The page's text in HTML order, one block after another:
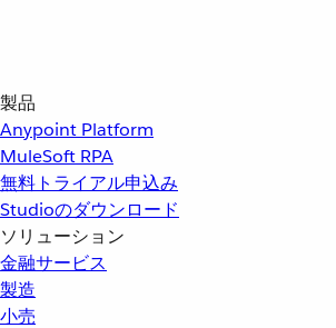
製品
Anypoint Platform
MuleSoft RPA
無料トライアル申込み
Studioのダウンロード
ソリューション
金融サービス
製造
小売